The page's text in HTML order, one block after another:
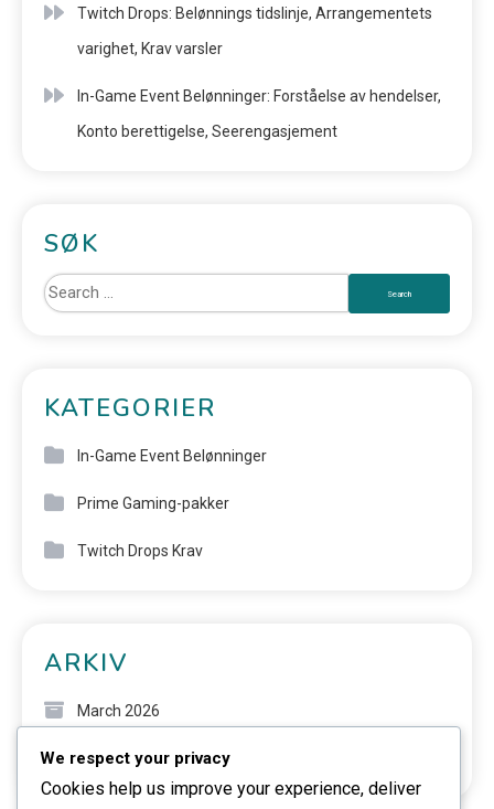
Twitch Drops: Belønnings tidslinje, Arrangementets
varighet, Krav varsler
In-Game Event Belønninger: Forståelse av hendelser,
Konto berettigelse, Seerengasjement
SØK
KATEGORIER
In-Game Event Belønninger
Prime Gaming-pakker
Twitch Drops Krav
ARKIV
March 2026
February 2026
We respect your privacy
Cookies help us improve your experience, deliver